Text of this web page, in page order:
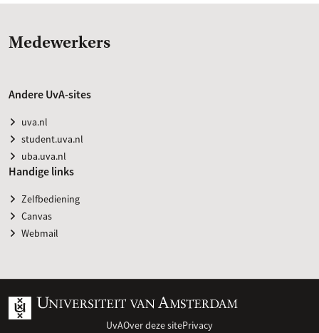
Medewerkers
Andere UvA-sites
uva.nl
student.uva.nl
uba.uva.nl
Handige links
Zelfbediening
Canvas
Webmail
UvAOver deze sitePrivacy